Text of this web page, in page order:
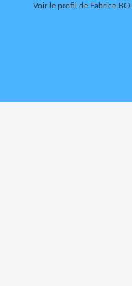
Voir le profil de Fabrice BO